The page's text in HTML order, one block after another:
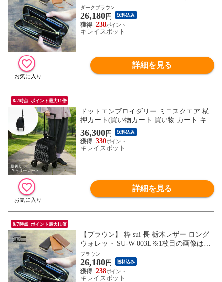
像は代表イメージのため色・柄が異なる場
合がございます。2枚目以降で色・柄をご
確認下さい。
ダークブラウン
26,180円 送料込み
238
キレイスポット
詳細を見る
8/7時点_ポイント最大11倍
ドットエンブロイダリー ミニスクエア 横
押カート(買い物カート 買い物 カート キャ
リー バッグ キャリーカート)
36,300円 送料込み
330
キレイスポット
詳細を見る
8/7時点_ポイント最大11倍
【ブラウン】 粋 sui 長 栃木レザー ロング
ウォレット SU-W-003L※1枚目の画像は代
表イメージのため色・柄が異なる場合がご
ざいます。2枚目以降で色・柄をご確認下
さい。
ブラウン
26,180円 送料込み
238
キレイスポット